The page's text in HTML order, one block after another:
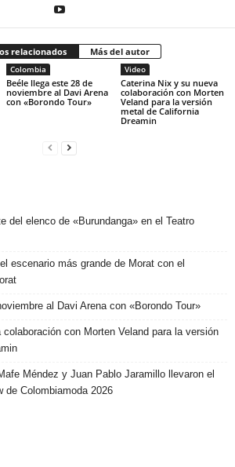
relacionados Más del autor
Colombia
Beéle llega este 28 de
noviembre al Davi Arena
con «Borondo Tour»
Video
Caterina Nix y su nueva
colaboración con Morten
Veland para la versión
metal de California
Dreamin
del elenco de «Burundanga» en el Teatro
escenario más grande de Morat con el
al Davi Arena con «Borondo Tour»
con Morten Veland para la versión
Méndez y Juan Pablo Jaramillo llevaron el
de Colombiamoda 2026